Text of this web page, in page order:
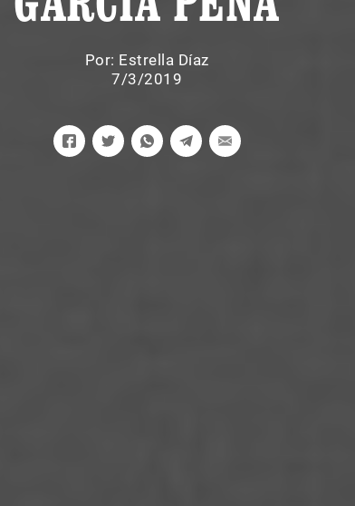
Por: Estrella Díaz
7/3/2019